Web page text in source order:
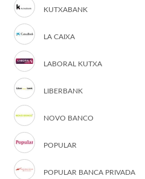
KUTXABANK
LA CAIXA
LABORAL KUTXA
LIBERBANK
NOVO BANCO
POPULAR
POPULAR BANCA PRIVADA